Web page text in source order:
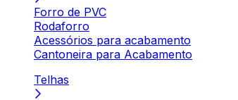
Forro de PVC
Rodaforro
Acessórios para acabamento
Cantoneira para Acabamento
Telhas